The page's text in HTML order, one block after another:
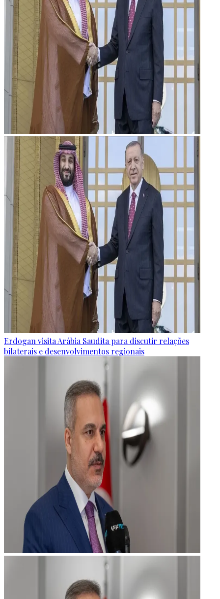
Erdogan visita Arábia Saudita para discutir relações
bilaterais e desenvolvimentos regionais